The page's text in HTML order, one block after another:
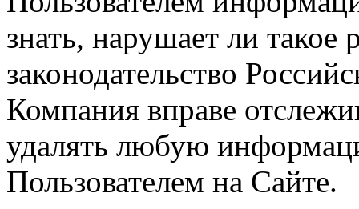
знать, нарушает ли
законодательство
Компания вправе
удалять любую
Пользователем на Сайте.